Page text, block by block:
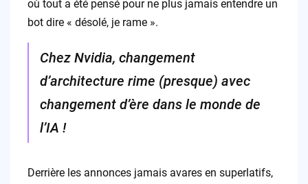
où tout a été pensé pour ne plus jamais entendre un
bot dire « désolé, je rame ».
Chez Nvidia, changement
d’architecture rime (presque) avec
changement d’ère dans le monde de
l’IA !
Derrière les annonces jamais avares en superlatifs,